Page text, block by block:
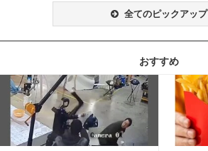
全てのピックアップ
おすすめ
記事を読む